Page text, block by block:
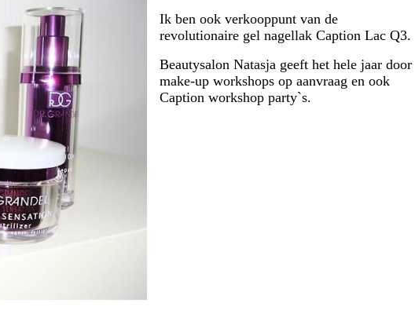
Ik ben ook verkooppunt van de
revolutionaire gel nagellak Caption Lac Q3.
Beautysalon Natasja geeft het hele jaar door
make-up workshops op aanvraag en ook
Caption workshop party`s.